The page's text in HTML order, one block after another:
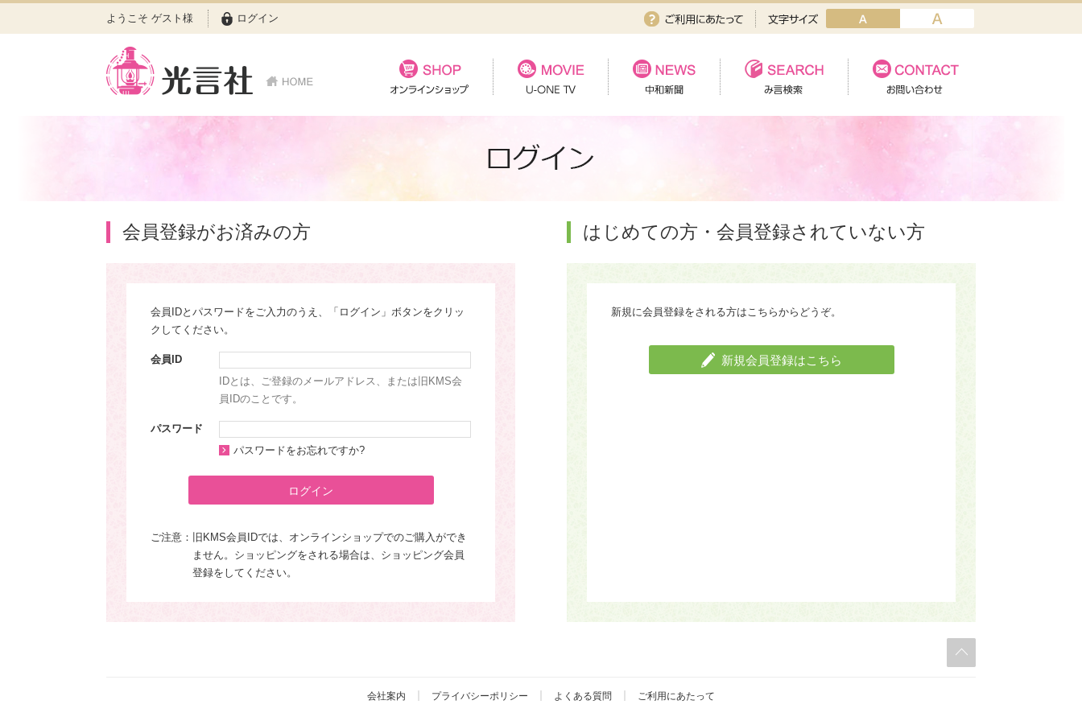
ようこそ ゲスト様 ログイン
会員登録がお済みの方
会員IDとパスワードをご入力のうえ、「ログイン」ボタンをクリッ
クしてください。
会員ID
IDとは、ご登録のメールアドレス、または旧KMS会
員IDのことです。
パスワード
パスワードをお忘れですか?
ログイン
ご注意：
旧KMS会員IDでは、オンラインショップでのご購入ができ
ません。ショッピングをされる場合は、ショッピング会員
登録をしてください。
はじめての方・会員登録されていない方
新規に会員登録をされる方はこちらからどうぞ。
新規会員登録はこちら
会社案内 プライバシーポリシー よくある質問 ご利用にあたって